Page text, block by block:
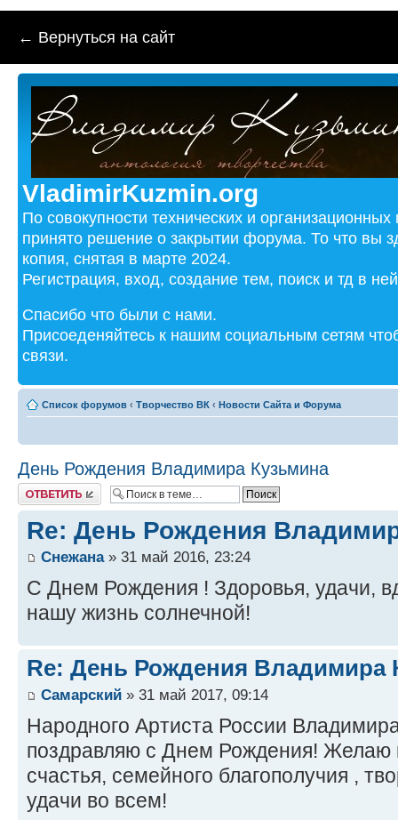
← Вернуться на сайт
VladimirKuzmin.org
По совокупности технических и
принято решение о закрытии форума. То что вы
копия, снятая в марте 2024.
Регистрация, вход, создание тем, поиск и тд в
Спасибо что были с нами.
Присоеденяйтесь к нашим социальным сетям
связи.
Список форумов ‹ Творчество ВК ‹ Новости Сайта и Форума
День Рождения Владимира Кузьмина
Ответить
Re: День Рождения
Снежана» 31 май 2016, 23:24
С Днем Рождения ! Здоровья, удачи,
нашу жизнь солнечной!
Re: День Рождения Владимира
Самарский » 31 май 2017, 09:14
Народного Артиста России
поздравляю с Днем Рождения! Желаю
счастья, семейного благополучия ,
удачи во всем!